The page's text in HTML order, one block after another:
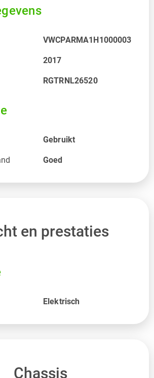
VWCPARMA1H1000003
2017
RGTRNL26520
Gebruikt
Goed
en prestaties
Elektrisch
Chassis